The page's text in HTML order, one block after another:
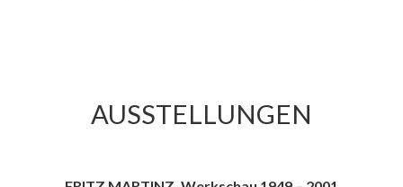
AUSSTELLUNGEN